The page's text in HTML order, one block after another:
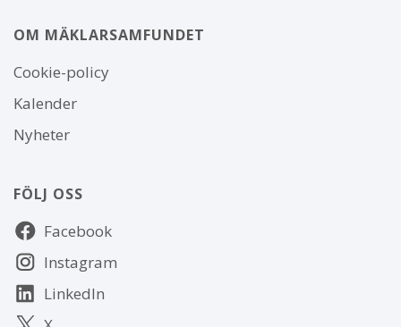
OM MÄKLARSAMFUNDET
Om
webbplatsen
Cookie-policy
Kalender
Nyheter
FÖLJ OSS
Följ
oss Facebook
Instagram
LinkedIn